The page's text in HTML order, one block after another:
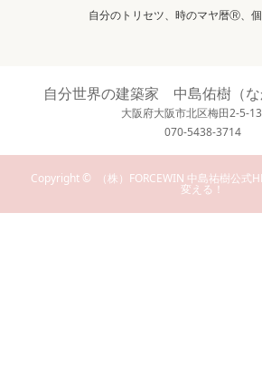
自分のトリセツ、時のマヤ暦Ⓡ、
自分世界の建築家 中島佑樹（な
大阪府大阪市北区梅田2-5-
070-5438-3714
Copyright © （株）FORCEWIN 中島祐樹公式
変える！